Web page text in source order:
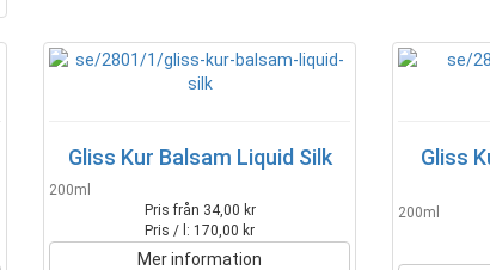
Gliss Kur Balsam Liquid Silk
200ml
Pris från 34,00 kr
Pris / l: 170,00 kr
Mer information
Gliss
200ml